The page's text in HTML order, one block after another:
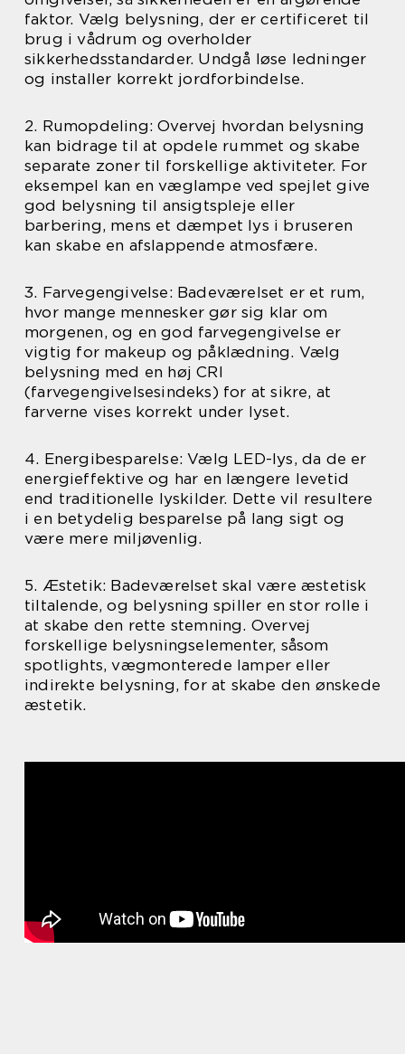
faktor. Vælg belysning, der er certificeret til
brug i vådrum og overholder
sikkerhedsstandarder. Undgå løse ledninger
og installer korrekt jordforbindelse.
2. Rumopdeling: Overvej hvordan belysning
kan bidrage til at opdele rummet og skabe
separate zoner til forskellige aktiviteter. For
eksempel kan en væglampe ved spejlet give
god belysning til ansigtspleje eller
barbering, mens et dæmpet lys i bruseren
kan skabe en afslappende atmosfære.
3. Farvegengivelse: Badeværelset er et rum,
hvor mange mennesker gør sig klar om
morgenen, og en god farvegengivelse er
vigtig for makeup og påklædning. Vælg
belysning med en høj CRI
(farvegengivelsesindeks) for at sikre, at
farverne vises korrekt under lyset.
4. Energibesparelse: Vælg LED-lys, da de er
energieffektive og har en længere levetid
end traditionelle lyskilder. Dette vil resultere
i en betydelig besparelse på lang sigt og
være mere miljøvenlig.
5. Æstetik: Badeværelset skal være æstetisk
tiltalende, og belysning spiller en stor rolle i
at skabe den rette stemning. Overvej
forskellige belysningselementer, såsom
spotlights, vægmonterede lamper eller
indirekte belysning, for at skabe den ønskede
æstetik.